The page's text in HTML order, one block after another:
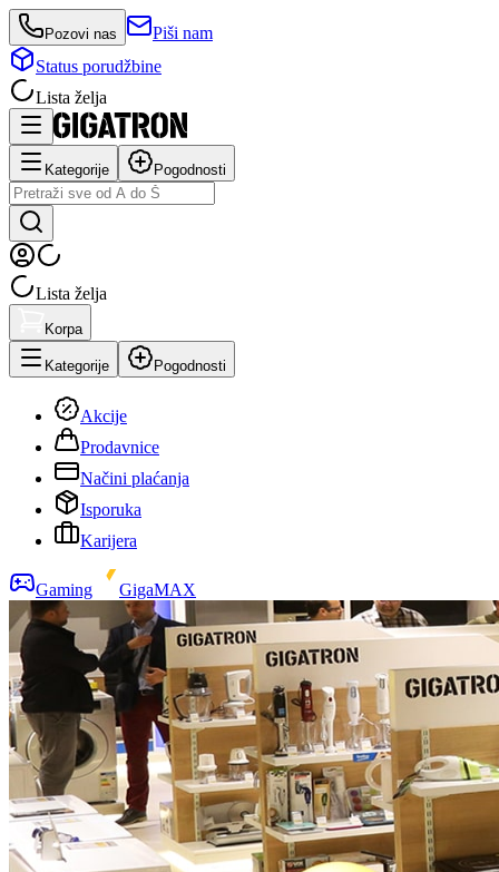
Pozovi nas
Piši nam
Status porudžbine
Lista želja
Kategorije Pogodnosti
Lista želja
Korpa
Kategorije Pogodnosti
Akcije
Prodavnice
Načini plaćanja
Isporuka
Karijera
Gaming GigaMAX